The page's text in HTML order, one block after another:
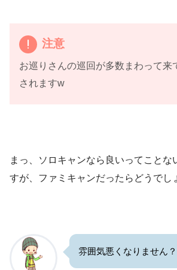
注意
お巡りさんの巡回が多数まわって来
されますw
まっ、ソロキャンなら良いってことな
すが、ファミキャンだったらどうでし
雰囲気悪くなりません？